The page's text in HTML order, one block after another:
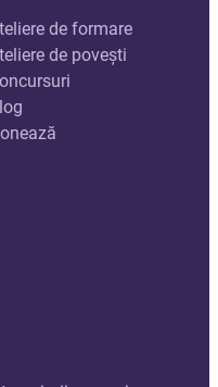
de formare
de povești